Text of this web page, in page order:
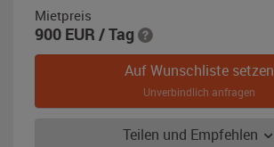
Mietpreis
900 EUR / Tag
Auf Wunschliste setzen
Unverbindlich anfragen
Teilen und Empfehlen